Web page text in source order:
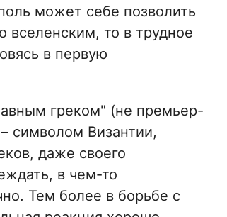
может себе позволить
вселенским, то в трудное
в первую
греком" (не премьер-
символом Византии,
даже своего
в чем-то
Тем более в борьбе с